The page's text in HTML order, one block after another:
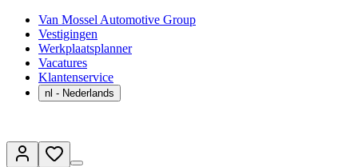
Van Mossel Automotive Group
Vestigingen
Werkplaatsplanner
Vacatures
Klantenservice
nl - Nederlands